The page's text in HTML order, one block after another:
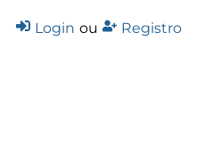
Login ou Registro